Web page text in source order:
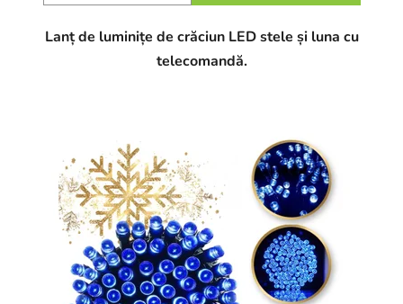
Lanț de luminițe de crăciun LED stele și luna cu
telecomandă.